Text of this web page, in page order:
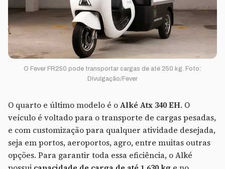
O Fever FR250 pode transportar cargas de até 250 kg. Foto:
Divulgação/Fever
O quarto e último modelo é oAlké Atx 340 EH. O
veículo é voltado para o transporte de cargas pesadas,
e com customização para qualquer atividade desejada,
seja em portos, aeroportos, agro, entre muitas outras
opções. Para garantir toda essa eficiência, o Alké